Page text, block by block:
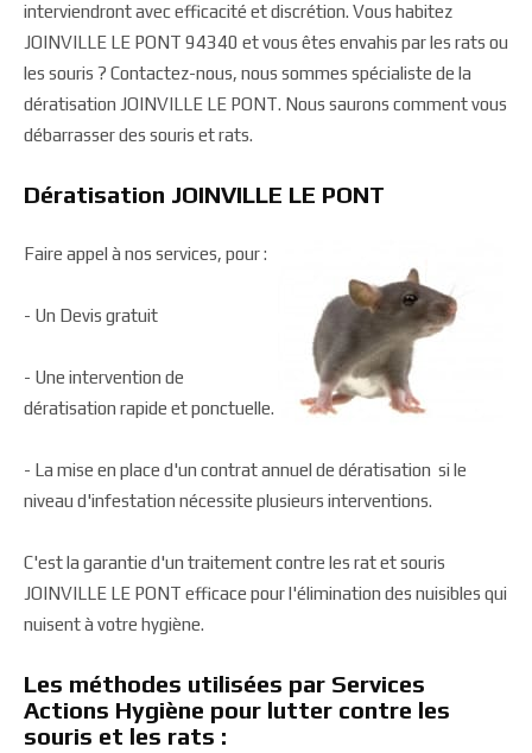
interviendront avec efficacité et discrétion. Vous habitez
JOINVILLE LE PONT 94340 et vous êtes envahis par les rats ou
les souris ? Contactez-nous, nous sommes spécialiste de la
dératisation JOINVILLE LE PONT. Nous saurons comment vous
débarrasser des souris et rats.
Dératisation JOINVILLE LE PONT
Faire appel à nos services, pour :
- Un Devis gratuit
- Une intervention de
dératisation rapide et ponctuelle.
- La mise en place d'un contrat annuel de dératisation si le
niveau d'infestation nécessite plusieurs interventions.
C'est la garantie d'un traitement contre les rat et souris
JOINVILLE LE PONT efficace pour l'élimination des nuisibles qui
nuisent à votre hygiène.
Les méthodes utilisées par Services
Actions Hygiène pour lutter contre les
souris et les rats :